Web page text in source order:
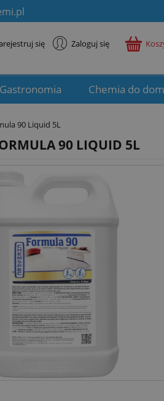
się Zaloguj się
Gastronomia Chemia do
90 Liquid 5L
90 LIQUID 5L